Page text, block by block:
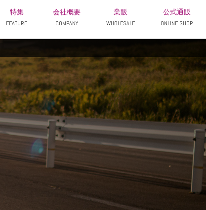
特集
FEATURE
会社概要
COMPANY
業販
WHOLESALE
公式通販
ONLINE SHOP